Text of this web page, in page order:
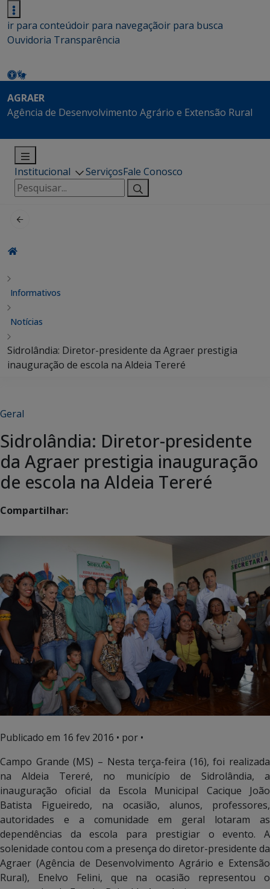
ir para conteúdoir para navegaçãoir para busca
Ouvidoria Transparência
AGRAER
Agência de Desenvolvimento Agrário e Extensão Rural
Institucional ServiçosFale Conosco
Pesquisar
por:
Informativos
Notícias
Sidrolândia: Diretor-presidente da Agraer prestigia
inauguração de escola na Aldeia Tereré
Geral
Sidrolândia: Diretor-presidente
da Agraer prestigia inauguração
de escola na Aldeia Tereré
Compartilhar:
Publicado em 16 fev 2016 • por •
Campo Grande (MS) – Nesta terça-feira (16), foi realizada
na Aldeia Tereré, no município de Sidrolândia, a
inauguração oficial da Escola Municipal Cacique João
Batista Figueiredo, na ocasião, alunos, professores,
autoridades e a comunidade em geral lotaram as
dependências da escola para prestigiar o evento. A
solenidade contou com a presença do diretor-presidente da
Agraer (Agência de Desenvolvimento Agrário e Extensão
Rural), Enelvo Felini, que na ocasião representou o